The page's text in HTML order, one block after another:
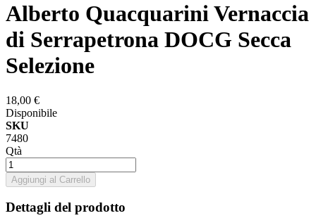
Alberto Quacquarini Vernaccia
di Serrapetrona DOCG Secca
Selezione
18,00 €
Disponibile
SKU
7480
Qtà
Aggiungi al Carrello
Dettagli del prodotto